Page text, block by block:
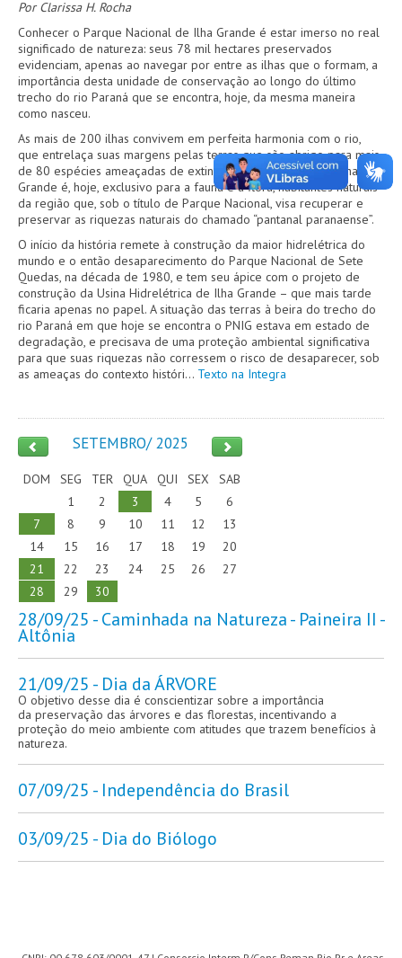
TWITTER
Por Clarissa H. Rocha
Conhecer o Parque Nacional de Ilha Grande é estar imerso no real
significado de natureza: seus 78 mil hectares preservados
evidenciam, apenas ao navegar por entre as ilhas que o formam, a
importância desta unidade de conservação ao longo do último
trecho do rio Paraná que se encontra, hoje, da mesma maneira
como nasceu.
As mais de 200 ilhas convivem em perfeita harmonia com o rio,
que entrelaça suas margens pelas terras que são abrigo para mais
de 80 espécies ameaçadas de extinção. O arquipélago de Ilha
Grande é, hoje, exclusivo para a fauna e a flora, habitantes naturais
da região que, sob o título de Parque Nacional, visa recuperar e
preservar as riquezas naturais do chamado “pantanal paranaense”.
O início da história remete à construção da maior hidrelétrica do
mundo e o então desaparecimento do Parque Nacional de Sete
Quedas, na década de 1980, e tem seu ápice com o projeto de
construção da Usina Hidrelétrica de Ilha Grande – que mais tarde
ficaria apenas no papel. A situação das terras à beira do trecho do
rio Paraná em que hoje se encontra o PNIG estava em estado de
degradação, e precisava de uma proteção ambiental significativa
para que suas riquezas não corressem o risco de desaparecer, sob
as ameaças do contexto históri... Texto na Integra
SETEMBRO/ 2025
DOM SEG TER QUA QUI SEX
SAB
1
2 3 4 5
6
7
8 9 10 11 12
13
14
15 16 17 18 19
20
21
22 23 24 25 26
27
28
29 30
28/09/25 - Caminhada na Natureza - Paineira II -
Altônia
21/09/25 - Dia da ÁRVORE
O objetivo desse dia é conscientizar sobre a importância
da preservação das árvores e das florestas, incentivando a
proteção do meio ambiente com atitudes que trazem benefícios à
natureza.
07/09/25 - Independência do Brasil
03/09/25 - Dia do Biólogo